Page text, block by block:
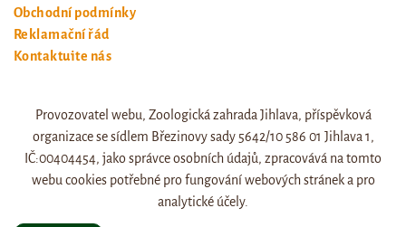
Obchodní podmínky
Reklamační řád
Kontaktujte nás
Web zoo jihlava
Otevírací doba a ceník
© eshop.zoojihlava.cz, vytvořil
Provozovatel webu, Zoologická zahrada Jihlava, příspěvková
organizace se sídlem Březinovy sady 5642/10 586 01 Jihlava 1,
IČ:00404454, jako správce osobních údajů, zpracovává na tomto
webu cookies potřebné pro fungování webových stránek a pro
analytické účely.